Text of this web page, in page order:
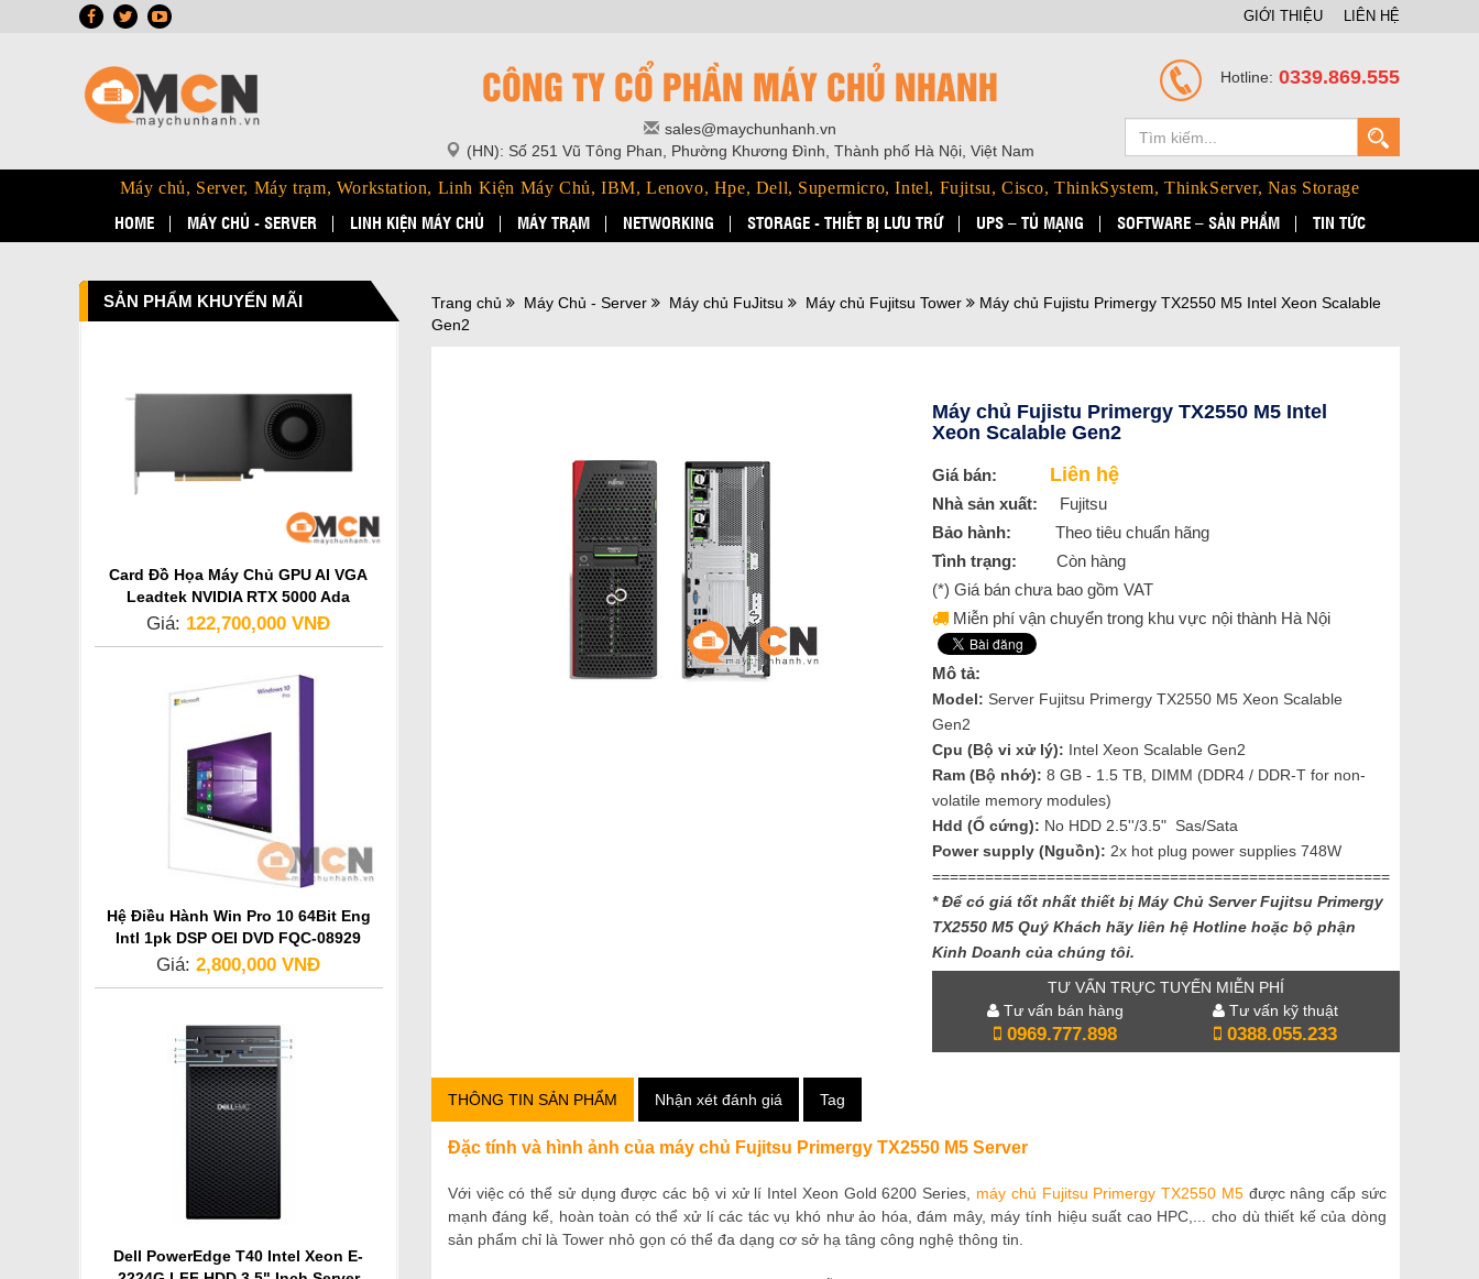
GIỚI THIỆU LIÊN HỆ
CÔNG TY CỔ PHẦN MÁY CHỦ NHANH
sales@maychunhanh.vn
(HN): Số 251 Vũ Tông Phan, Phường Khương Đình, Thành phố Hà Nội, Việt Nam
Hotline: 0339.869.555
Máy chủ, Server, Máy trạm, Workstation, Linh Kiện Máy Chủ, IBM, Lenovo, Hpe, Dell, Supermicro, Intel, Fujitsu, Cisco, ThinkSystem, ThinkServer, Nas Storage
HOME MÁY CHỦ - SERVER LINH KIỆN MÁY CHỦ MÁY TRẠM NETWORKING STORAGE - THIẾT BỊ LƯU TRỮ UPS – TỦ MẠNG SOFTWARE – SẢN PHẨM TIN TỨC
SẢN PHẨM KHUYẾN MÃI
Card Đồ Họa Máy Chủ GPU AI VGA
Leadtek NVIDIA RTX 5000 Ada
Generation
Giá: 122,700,000 VNĐ
Hệ Điều Hành Win Pro 10 64Bit Eng
Intl 1pk DSP OEI DVD FQC-08929
Giá:2,800,000 VNĐ
Dell PowerEdge T40 Intel Xeon E-
Trang chủ Máy Chủ - Server Máy chủ FuJitsu Máy chủ Fujitsu Tower
Máy chủ Fujistu Primergy TX2550 M5 Intel Xeon Scalable
Gen2
Máy chủ Fujistu Primergy TX2550 M5 Intel
Xeon Scalable Gen2
Giá bán: Liên hệ
Nhà sản xuất: Fujitsu
Bảo hành: Theo tiêu chuẩn hãng
Tình trạng: Còn hàng
(*) Giá bán chưa bao gồm VAT
Miễn phí vận chuyển trong khu vực nội thành Hà Nội
Mô tả:
Model: Server Fujitsu Primergy TX2550 M5 Xeon Scalable
Gen2
Cpu (Bộ vi xử lý): Intel Xeon Scalable Gen2
Ram (Bộ nhớ): 8 GB - 1.5 TB, DIMM (DDR4 / DDR-T for non-
volatile memory modules)
Hdd (Ổ cứng): No HDD 2.5''/3.5" Sas/Sata
Power supply (Nguồn): 2x hot plug power supplies 748W
====================================================
* Để có giá tốt nhất thiết bị Máy Chủ Server Fujitsu Primergy
TX2550 M5 Quý Khách hãy liên hệ Hotline hoặc bộ phận
Kinh Doanh của chúng tôi.
TƯ VẤN TRỰC TUYẾN MIỄN PHÍ
Tư vấn bán hàng
0969.777.898
Tư vấn kỹ thuật
0388.055.233
THÔNG TIN SẢN PHẨM Nhận xét đánh giá Tag
Đặc tính và hình ảnh của máy chủ Fujitsu Primergy TX2550 M5 Server
Với việc có thể sử dụng được các bộ vi xử lí Intel Xeon Gold 6200 Series, máy chủ Fujitsu Primergy TX2550 M5được nâng cấp sức
mạnh đáng kể, hoàn toàn có thể xử lí các tác vụ khó như ảo hóa, đám mây, máy tính hiệu suất cao HPC,... cho dù thiết kế của dòng
sản phẩm chỉ là Tower nhỏ gọn có thể đa dạng cơ sở hạ tâng công nghệ thông tin.